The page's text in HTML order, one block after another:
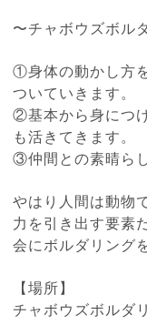
〜チャボウズボル
①身体の動かし方
ついていきます。
②基本から身につ
も活きてきます。
③仲間との素晴ら
やはり人間は動物
力を引き出す要素
会にボルダリング
【場所】
チャボウズボルダ